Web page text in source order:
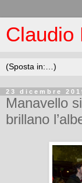
Claudio
23 dicembre
Manavello
brillano